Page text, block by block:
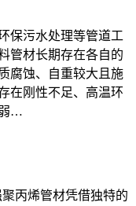
保污水处理等管道工
管材长期存在各自的
腐蚀、自重较大且施
在刚性不足、高温环
…
丙烯管材凭借独特的